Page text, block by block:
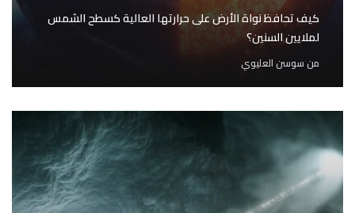
كيف تحافظ نواة الأرض على حرارتها العالية كسطح الشمس
لملايين السنين؟
من سوسن العليوي